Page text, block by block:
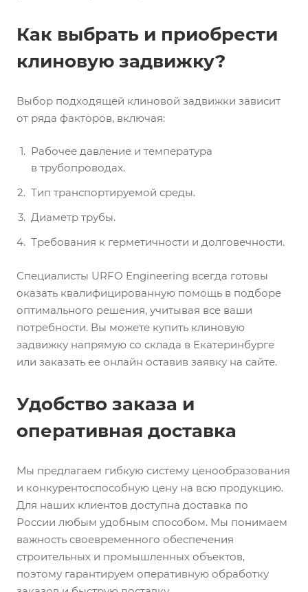
Как выбрать и приобрести
клиновую задвижку?
Выбор подходящей клиновой задвижки зависит
от ряда факторов, включая:
Рабочее давление и температура
в трубопроводах.
Тип транспортируемой среды.
Диаметр трубы.
Требования к герметичности и долговечности.
Специалисты URFO Engineering всегда готовы
оказать квалифицированную помощь в подборе
оптимального решения, учитывая все ваши
потребности. Вы можете купить клиновую
задвижку напрямую со склада в Екатеринбурге
или заказать ее онлайн оставив заявку на сайте.
Удобство заказа и
оперативная доставка
Мы предлагаем гибкую систему ценообразования
и конкурентоспособную цену на всю продукцию.
Для наших клиентов доступна доставка по
России любым удобным способом. Мы понимаем
важность своевременного обеспечения
строительных и промышленных объектов,
поэтому гарантируем оперативную обработку